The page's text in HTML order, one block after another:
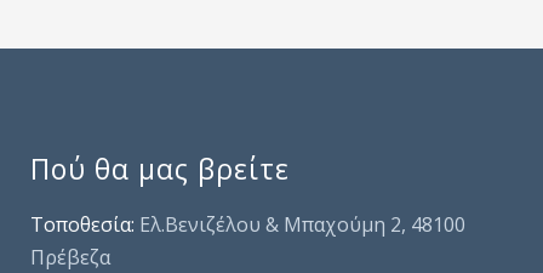
Πού θα μας βρείτε
Τοποθεσία: Ελ.Βενιζέλου & Μπαχούμη 2, 48100
Πρέβεζα